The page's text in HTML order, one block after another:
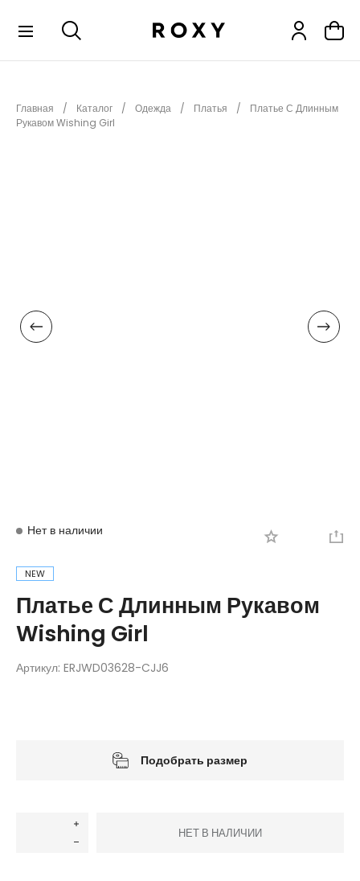
НОВИНКИ
АКСЕССУАРЫ
Главная Каталог Одежда Платья
Платье С Длинным
Рукавом Wishing Girl
Нет в наличии
NEW
Платье С Длинным Рукавом
Wishing Girl
Артикул: ERJWD03628-CJJ6
Подобрать размер
НЕТ В НАЛИЧИИ